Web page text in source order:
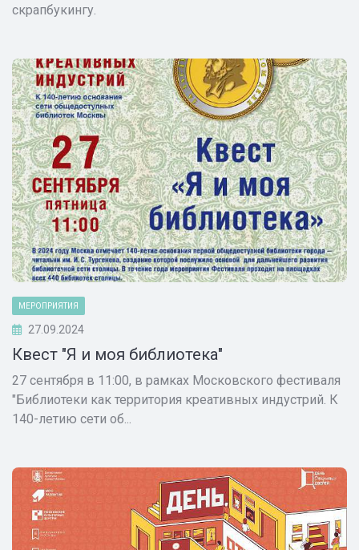
скрапбукингу.
МЕРОПРИЯТИЯ
27.09.2024
Квест "Я и моя библиотека"
27 сентября в 11:00, в рамках Московского фестиваля
"Библиотеки как территория креативных индустрий. К
140-летию сети об...